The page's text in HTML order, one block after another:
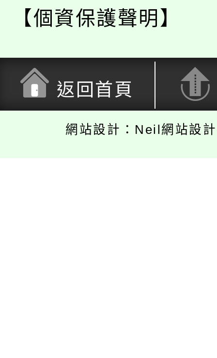
【個資保護聲明】
返回首頁
網站設計：Neil網站設